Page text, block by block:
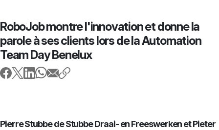
RoboJob montre l'innovation et donne la
parole à ses clients lors de la Automation
Team Day Benelux
Pierre Stubbe de Stubbe Draai- en Freeswerken et Pieter